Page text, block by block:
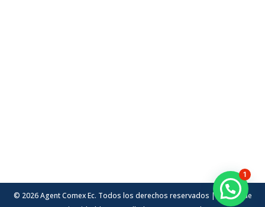
© 2026 Agent Comex Ec. Todos los derechos reservados | Política de
1